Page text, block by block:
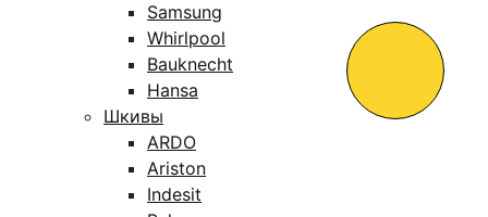
Samsung
Whirlpool
Bauknecht
Hansa
Шкивы
ARDO
Ariston
Indesit